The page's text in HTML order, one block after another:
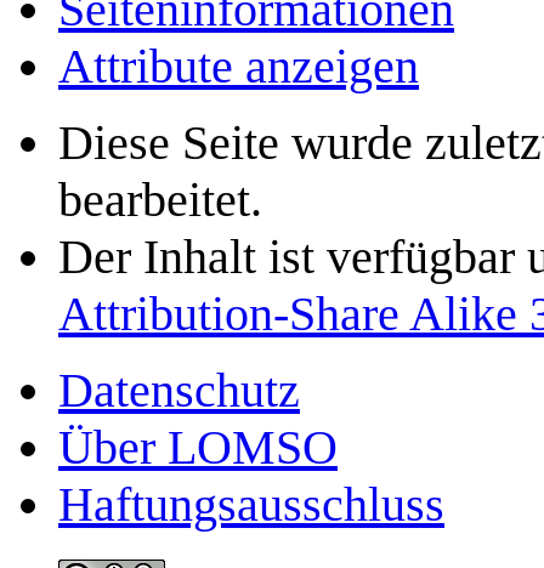
Attribute anzeigen
Diese Seite wurde
bearbeitet.
Der Inhalt ist verfügbar
Attribution-Share Alike
Datenschutz
Über LOMSO
Haftungsausschluss